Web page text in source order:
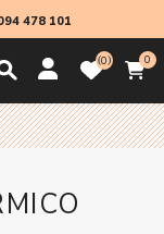
478 101
0 0